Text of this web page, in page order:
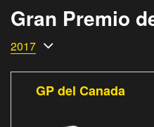
Gran Premio
2017
GP del Canada